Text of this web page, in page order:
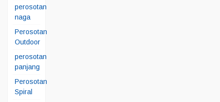
perosotan
naga
Perosotan
Outdoor
perosotan
panjang
Perosotan
Spiral